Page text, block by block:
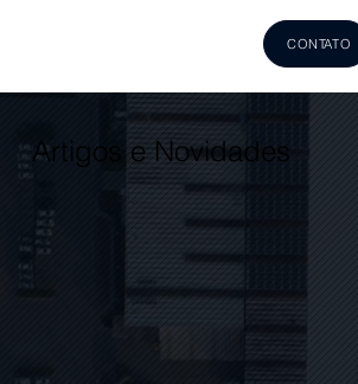
CONTATO
Artigos e Novidades